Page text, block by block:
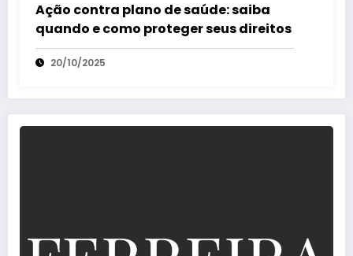
Ação contra plano de saúde: saiba
quando e como proteger seus direitos
20/10/2025